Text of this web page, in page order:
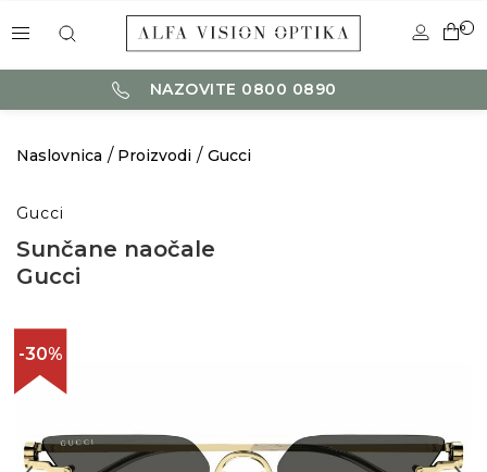
0
NAZOVITE 0800 0890
Naslovnica Proizvodi Gucci
Gucci
Sunčane naočale
Gucci
-30%